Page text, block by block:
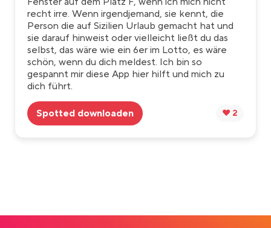
recht irre. Wenn irgendjemand, sie kennt, die
Person die auf Sizilien Urlaub gemacht hat und
sie darauf hinweist oder vielleicht ließt du das
selbst, das wäre wie ein 6er im Lotto, es wäre
schön, wenn du dich meldest. Ich bin so
gespannt mir diese App hier hilft und mich zu
dich führt.
Spotted downloaden ❤️ 2